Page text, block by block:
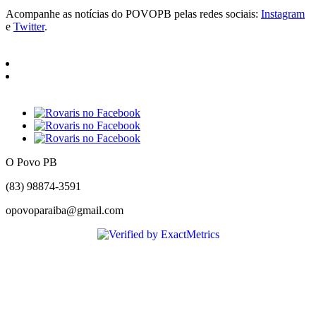
Acompanhe as notícias do POVOPB pelas redes sociais: Instagram
e Twitter.
O Povo PB
(83) 98874-3591
opovoparaiba@gmail.com